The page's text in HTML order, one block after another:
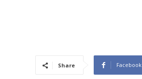
Share Facebook